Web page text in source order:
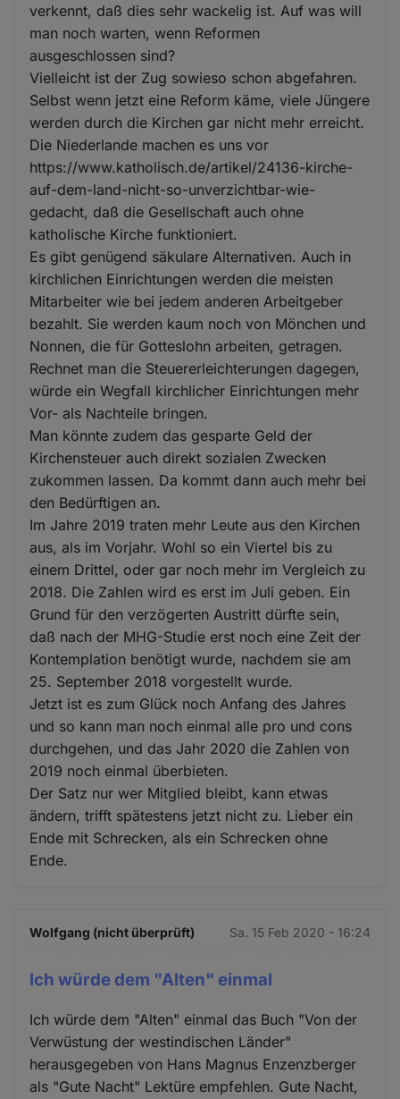
verkennt, daß dies sehr wackelig ist. Auf was will
man noch warten, wenn Reformen
ausgeschlossen sind?
Vielleicht ist der Zug sowieso schon abgefahren.
Selbst wenn jetzt eine Reform käme, viele Jüngere
werden durch die Kirchen gar nicht mehr erreicht.
Die Niederlande machen es uns vor
https://www.katholisch.de/artikel/24136-kirche-
auf-dem-land-nicht-so-unverzichtbar-wie-
gedacht, daß die Gesellschaft auch ohne
katholische Kirche funktioniert.
Es gibt genügend säkulare Alternativen. Auch in
kirchlichen Einrichtungen werden die meisten
Mitarbeiter wie bei jedem anderen Arbeitgeber
bezahlt. Sie werden kaum noch von Mönchen und
Nonnen, die für Gotteslohn arbeiten, getragen.
Rechnet man die Steuererleichterungen dagegen,
würde ein Wegfall kirchlicher Einrichtungen mehr
Vor- als Nachteile bringen.
Man könnte zudem das gesparte Geld der
Kirchensteuer auch direkt sozialen Zwecken
zukommen lassen. Da kommt dann auch mehr bei
den Bedürftigen an.
Im Jahre 2019 traten mehr Leute aus den Kirchen
aus, als im Vorjahr. Wohl so ein Viertel bis zu
einem Drittel, oder gar noch mehr im Vergleich zu
2018. Die Zahlen wird es erst im Juli geben. Ein
Grund für den verzögerten Austritt dürfte sein,
daß nach der MHG-Studie erst noch eine Zeit der
Kontemplation benötigt wurde, nachdem sie am
25. September 2018 vorgestellt wurde.
Jetzt ist es zum Glück noch Anfang des Jahres
und so kann man noch einmal alle pro und cons
durchgehen, und das Jahr 2020 die Zahlen von
2019 noch einmal überbieten.
Der Satz nur wer Mitglied bleibt, kann etwas
ändern, trifft spätestens jetzt nicht zu. Lieber ein
Ende mit Schrecken, als ein Schrecken ohne
Ende.
Wolfgang (nicht überprüft) Sa. 15 Feb 2020 - 16:24
Ich würde dem "Alten" einmal
Ich würde dem "Alten" einmal das Buch "Von der
Verwüstung der westindischen Länder"
herausgegeben von Hans Magnus Enzenzberger
als "Gute Nacht" Lektüre empfehlen. Gute Nacht,